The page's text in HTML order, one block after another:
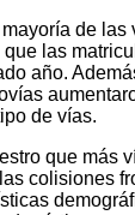
de
las
año.
de vías.
que más
colisiones